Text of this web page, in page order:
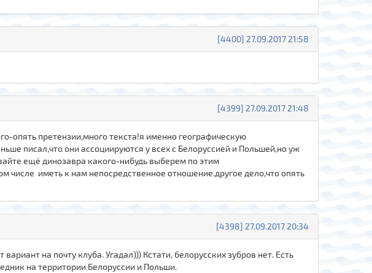
[4400] 27.09.2017 21:58
[4399] 27.09.2017 21:48
опять претензии,много текста!я именно географическую
писал,что они ассоциируются у всех с Белоруссией и Польшей,но уж
ещё динозавра какого-нибудь выберем по этим
числе иметь к нам непосредственное отношение.другое дело,что опять
[4398] 27.09.2017 20:34
на почту клуба. Угадал))) Кстати, белорусских зубров нет. Есть
на территории Белоруссии и Польши.